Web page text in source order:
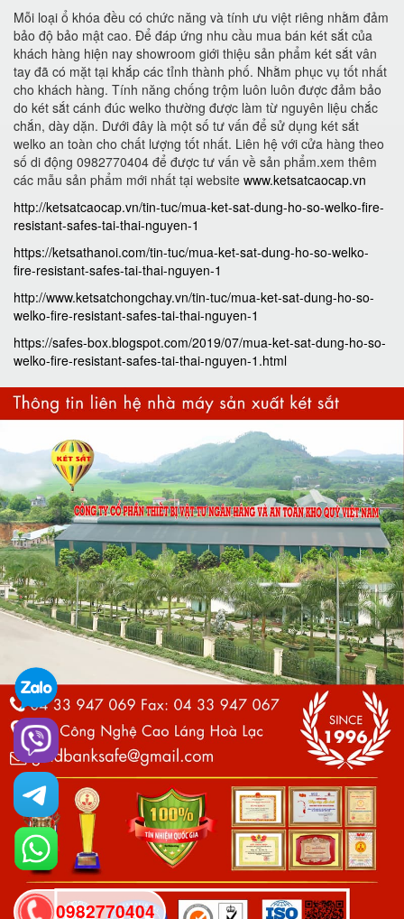
Mỗi loại ổ khóa đều có chức năng và tính ưu việt riêng nhằm đảm
bảo độ bảo mật cao. Để đáp ứng nhu cầu mua bán két sắt của
khách hàng hiện nay showroom giới thiệu sản phẩm két sắt vân
tay đã có mặt tại khắp các tỉnh thành phố. Nhằm phục vụ tốt nhất
cho khách hàng. Tính năng chống trộm luôn luôn được đảm bảo
do két sắt cánh đúc welko thường được làm từ nguyên liệu chắc
chắn, dày dặn. Dưới đây là một số tư vấn để sử dụng két sắt
welko an toàn cho chất lượng tốt nhất. Liên hệ với cửa hàng theo
số di động 0982770404 để được tư vấn về sản phẩm.xem thêm
các mẫu sản phẩm mới nhất tại website www.ketsatcaocap.vn
http://ketsatcaocap.vn/tin-tuc/mua-ket-sat-dung-ho-so-welko-fire-
resistant-safes-tai-thai-nguyen-1
https://ketsathanoi.com/tin-tuc/mua-ket-sat-dung-ho-so-welko-
fire-resistant-safes-tai-thai-nguyen-1
http://www.ketsatchongchay.vn/tin-tuc/mua-ket-sat-dung-ho-so-
welko-fire-resistant-safes-tai-thai-nguyen-1
https://safes-box.blogspot.com/2019/07/mua-ket-sat-dung-ho-so-
welko-fire-resistant-safes-tai-thai-nguyen-1.html
0982770404